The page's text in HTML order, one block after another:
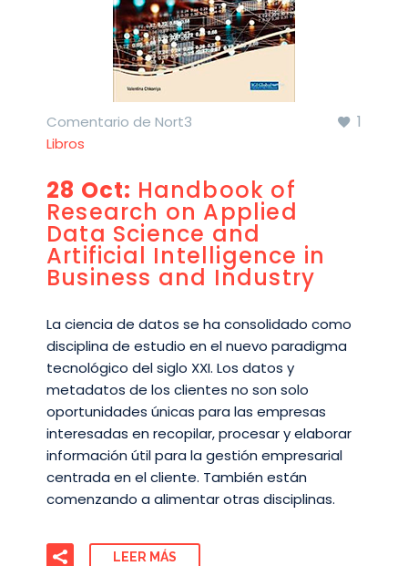
1
Comentario de Nort3
Libros
28 Oct: Handbook of
Research on Applied
Data Science and
Artificial Intelligence in
Business and Industry
La ciencia de datos se ha consolidado como
disciplina de estudio en el nuevo paradigma
tecnológico del siglo XXI. Los datos y
metadatos de los clientes no son solo
oportunidades únicas para las empresas
interesadas en recopilar, procesar y elaborar
información útil para la gestión empresarial
centrada en el cliente. También están
comenzando a alimentar otras disciplinas.
LEER MÁS